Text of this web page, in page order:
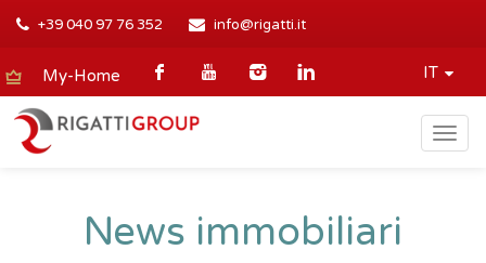
+39 040 97 76 352 info@rigatti.it
IT
My-Home
News immobiliari